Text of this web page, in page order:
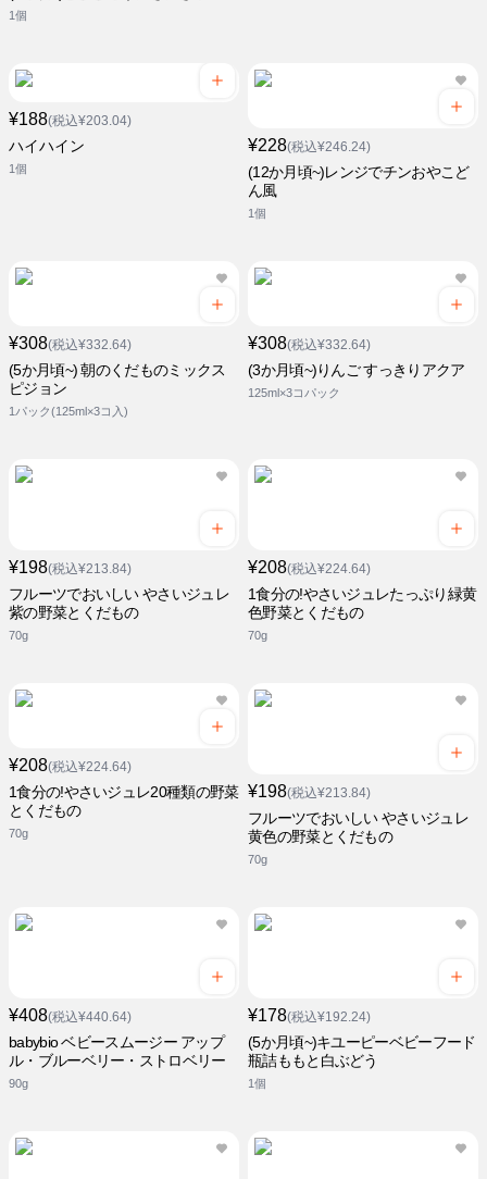
1個
¥188(税込¥203.04)
ハイハイン
1個
¥228(税込¥246.24)
(12か月頃~)レンジでチンおやこど
ん風
1個
¥308(税込¥332.64)
(5か月頃~) 朝のくだものミックス
ピジョン
1パック(125ml×3コ入)
¥308(税込¥332.64)
(3か月頃~)りんご すっきりアクア
125ml×3コパック
¥198(税込¥213.84)
フルーツでおいしい やさいジュレ
紫の野菜とくだもの
70g
¥208(税込¥224.64)
1食分の!やさいジュレたっぷり緑黄
色野菜とくだもの
70g
¥208(税込¥224.64)
1食分の!やさいジュレ20種類の野菜
とくだもの
70g
¥198(税込¥213.84)
フルーツでおいしい やさいジュレ
黄色の野菜とくだもの
70g
¥408(税込¥440.64)
babybio ベビースムージー アップ
ル・ブルーベリー・ストロベリー
90g
¥178(税込¥192.24)
(5か月頃~)キユーピーベビーフード
瓶詰ももと白ぶどう
1個